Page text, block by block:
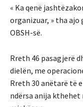
« Ka qenë
organizuar, » tha
OBSH-së.
Rreth 46 pasagjerë
dielën, me
Rreth 30 anëtarë të
ndërsa anija kthehet